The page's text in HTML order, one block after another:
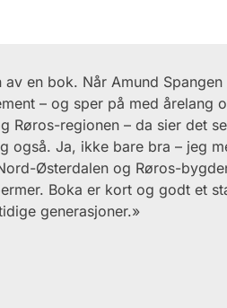
en bok. Når Amund
– og sper på med
Røros-regionen – da sier det
også. Ja, ikke bare bra – jeg
Østerdalen og Røros-
Boka er kort og godt et
generasjoner.»